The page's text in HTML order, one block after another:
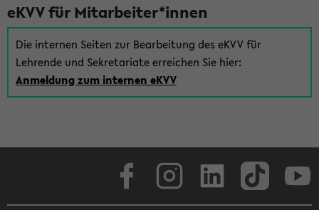
eKVV für Mitarbeiter*innen
Die internen Seiten zur Bearbeitung des eKVV für
Lehrende und Sekretariate erreichen Sie hier:
Anmeldung zum internen eKVV